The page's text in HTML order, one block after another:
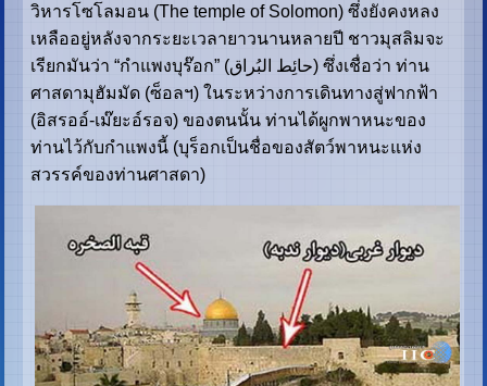
วิหารโซโลมอน (The temple of Solomon) ซึ่งยังคงหลง
เหลืออยู่หลังจากระยะเวลายาวนานหลายปี ชาวมุสลิมจะ
เรียกมันว่า “กำแพงบุร๊อก” (حائِط البُراق) ซึ่งเชื่อว่า ท่าน
ศาสดามุฮัมมัด (ซ็อลฯ) ในระหว่างการเดินทางสู่ฟากฟ้า
(อิสรออ์-เม๊ยะอ์รอจ) ของตนนั้น ท่านได้ผูกพาหนะของ
ท่านไว้กับกำแพงนี้ (บุร็อกเป็นชื่อของสัตว์พาหนะแห่ง
สวรรค์ของท่านศาสดา)